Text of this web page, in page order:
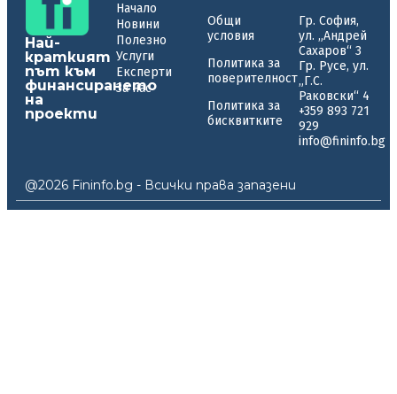
Най-
краткият
път към
финансирането
на
проекти
Начало
Новини
Полезно
Услуги
Експерти
За нас
Общи
условия
Политика за
поверителност
Политика за
бисквитките
Гр. София,
ул. „Андрей
Сахаров“ 3
Гр. Русе, ул.
„Г.С.
Раковски“ 4
+359 893 721
929
info@fininfo.bg
@2026 Fininfo.bg - Всички права запазени